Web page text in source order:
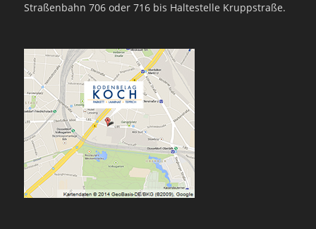
Straßenbahn 706 oder 716 bis Haltestelle Kruppstraße.